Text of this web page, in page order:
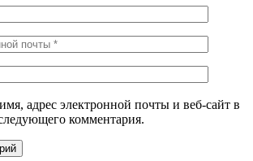
адрес электронной почты и веб-сайт в
комментария.